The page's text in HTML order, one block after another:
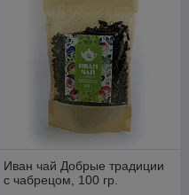
Иван чай Добрые традиции
с чабрецом, 100 гр.